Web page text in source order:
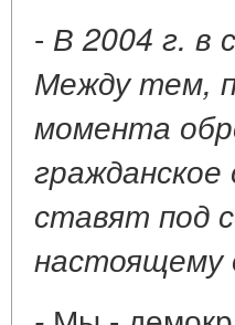
- В 2004 г. в
Между тем,
момента
ставят под
настоящему